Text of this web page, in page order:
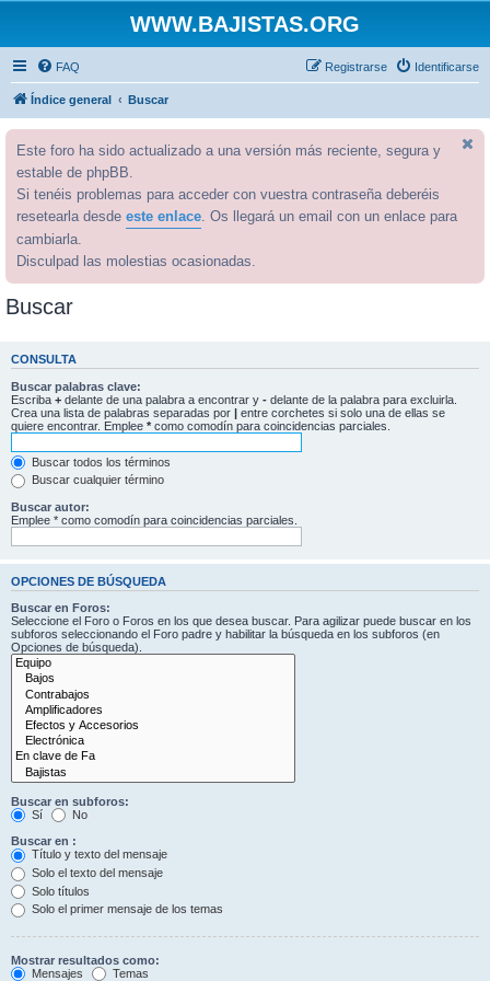
WWW.BAJISTAS.ORG
FAQ Identificarse
Registrarse
Índice general Buscar
Este foro ha sido actualizado a una versión más reciente, segura y
estable de phpBB.
Si tenéis problemas para acceder con vuestra contraseña deberéis
resetearla desde este enlace. Os llegará un email con un enlace para
cambiarla.
Disculpad las molestias ocasionadas.
Buscar
CONSULTA
Buscar palabras clave:
Escriba + delante de una palabra a encontrar y - delante de la palabra para excluirla.
Crea una lista de palabras separadas por | entre corchetes si solo una de ellas se
quiere encontrar. Emplee * como comodín para coincidencias parciales.
Buscar todos los términos
Buscar cualquier término
Buscar autor:
Emplee * como comodín para coincidencias parciales.
OPCIONES DE BÚSQUEDA
Buscar en Foros:
Seleccione el Foro o Foros en los que desea buscar. Para agilizar puede buscar en los
subforos seleccionando el Foro padre y habilitar la búsqueda en los subforos (en
Opciones de búsqueda).
Buscar en subforos:
Sí
No
Buscar en :
Título y texto del mensaje
Solo el texto del mensaje
Solo títulos
Solo el primer mensaje de los temas
Mostrar resultados como:
Mensajes
Temas